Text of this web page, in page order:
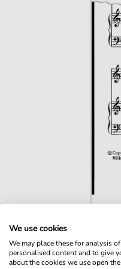
Details
Produktnummer:
We use cookies
We may place these for analysis
personalised content and to give
about the cookies we use open